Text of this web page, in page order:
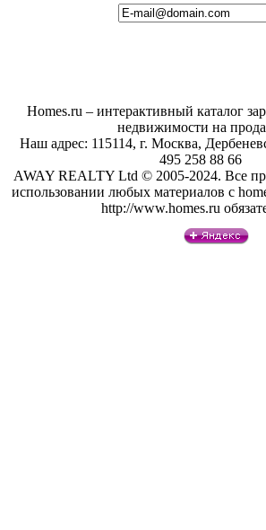
Homes.ru – интерактивный каталог
недвижимости на
Наш адрес: 115114, г. Москва,
495 258 88 66
AWAY REALTY Ltd © 2005-2024. Все
использовании любых материалов с
http://www.homes.ru